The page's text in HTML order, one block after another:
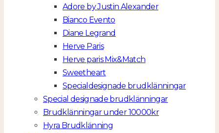
Adore by Justin Alexander
Bianco Evento
Diane Legrand
Herve Paris
Herve paris Mix&Match
Sweetheart
Specialdesignade brudklänningar
Special designade brudklänningar
Brudklänningar under 10000kr
Hyra Brudklänning